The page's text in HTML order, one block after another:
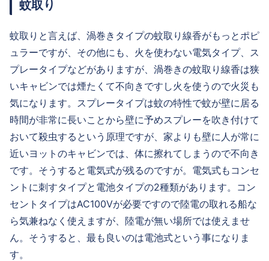
蚊取り
蚊取りと言えば、渦巻きタイプの蚊取り線香がもっとポピ
ュラーですが、その他にも、火を使わない電気タイプ、ス
プレータイプなどがありますが、渦巻きの蚊取り線香は狭
いキャビンでは煙たくて不向きですし火を使うので火災も
気になります。スプレータイプは蚊の特性で蚊が壁に居る
時間が非常に長いことから壁に予めスプレーを吹き付けて
おいて殺虫するという原理ですが、家よりも壁に人が常に
近いヨットのキャビンでは、体に擦れてしまうので不向き
です。そうすると電気式が残るのですが。電気式もコンセ
ントに刺すタイプと電池タイプの2種類があります。コン
セントタイプはAC100Vが必要ですので陸電の取れる船な
ら気兼ねなく使えますが、陸電が無い場所では使えませ
ん。そうすると、最も良いのは電池式という事になりま
す。